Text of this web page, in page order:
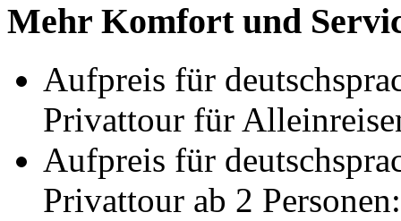
Mehr Komfort und
Aufpreis für
Privattour für
Aufpreis für
Privattour ab 2